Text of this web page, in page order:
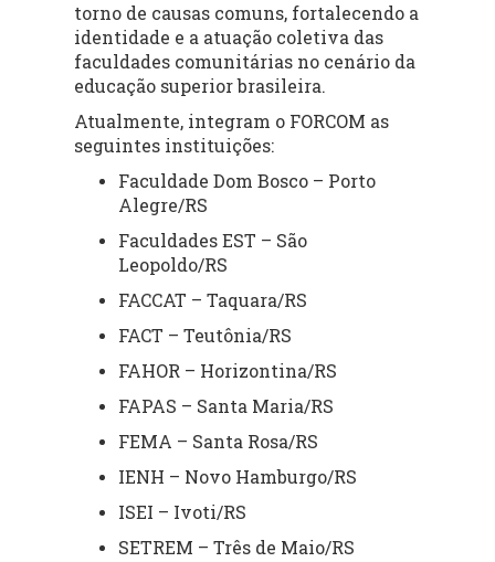
torno de causas comuns, fortalecendo a
identidade e a atuação coletiva das
faculdades comunitárias no cenário da
educação superior brasileira.
Atualmente, integram o FORCOM as
seguintes instituições:
Faculdade Dom Bosco – Porto
Alegre/RS
Faculdades EST – São
Leopoldo/RS
FACCAT – Taquara/RS
FACT – Teutônia/RS
FAHOR – Horizontina/RS
FAPAS – Santa Maria/RS
FEMA – Santa Rosa/RS
IENH – Novo Hamburgo/RS
ISEI – Ivoti/RS
SETREM – Três de Maio/RS